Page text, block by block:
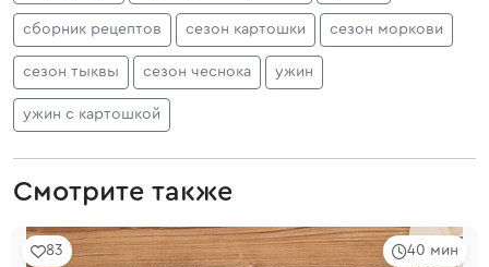
сборник рецептов сезон картошки сезон моркови
сезон тыквы сезон чеснока ужин
ужин с картошкой
Смотрите также
40 мин
83